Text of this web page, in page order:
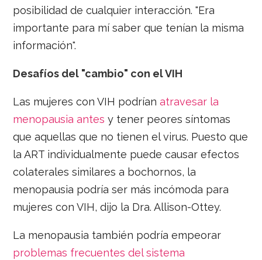
posibilidad de cualquier interacción. "Era
importante para mí saber que tenían la misma
información".
Desafíos del "cambio" con el VIH
Las mujeres con VIH podríanatravesar la
menopausia antes y tener peores síntomas
que aquellas que no tienen el virus. Puesto que
la ART individualmente puede causar efectos
colaterales similares a bochornos, la
menopausia podría ser más incómoda para
mujeres con VIH, dijo la Dra. Allison-Ottey.
La menopausia también podría empeorar
problemas frecuentes del sistema